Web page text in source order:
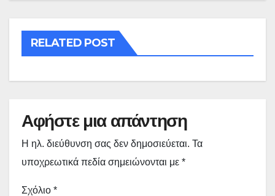
RELATED POST
Αφήστε μια απάντηση
Η ηλ. διεύθυνση σας δεν δημοσιεύεται. Τα
υποχρεωτικά πεδία σημειώνονται με *
Σχόλιο *